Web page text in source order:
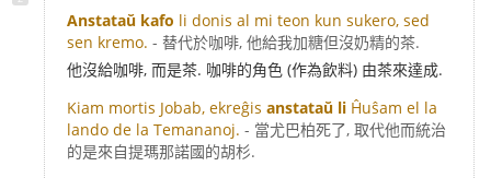
Anstataŭ kafo li donis al mi teon kun sukero, sed
sen kremo. - 替代於咖啡, 他給我加糖但沒奶精的茶.
他沒給咖啡, 而是茶. 咖啡的角色 (作為飲料) 由茶來達成.
Kiam mortis Jobab, ekreĝis anstataŭ li Ĥuŝam el la
lando de la Temananoj. - 當尤巴柏死了, 取代他而統治
的是來自提瑪那諾國的胡杉.